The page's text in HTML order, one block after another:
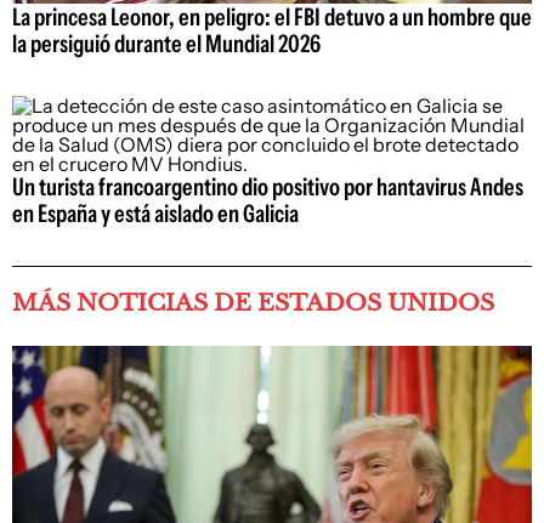
La princesa Leonor, en peligro: el FBI detuvo a un hombre que
la persiguió durante el Mundial 2026
Un turista francoargentino dio positivo por hantavirus Andes
en España y está aislado en Galicia
MÁS NOTICIAS DE ESTADOS UNIDOS